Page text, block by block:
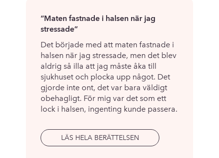
”Maten fastnade i halsen när jag
stressade”
Det började med att maten fastnade i
halsen när jag stressade, men det blev
aldrig så illa att jag måste åka till
sjukhuset och plocka upp något. Det
gjorde inte ont, det var bara väldigt
obehagligt. För mig var det som ett
lock i halsen, ingenting kunde passera.
LÄS HELA BERÄTTELSEN